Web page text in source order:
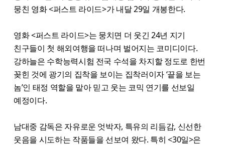
뭉친 영화 <퍼스트 라이드>가 내달 29일 개봉한다.
영화 <퍼스트 라이드>는 뭉치면 더 웃긴 24년 지기
친구들이 첫 해외여행을 떠나며 벌어지는 코미디이다.
강하늘은 수학능력시험 전국 수석을 차지할 정도로 한번
꽂힌 것에 광기의 집착을 보이는 집착러이자 ‘끝을 보는
놈’인 태정 역할을 맡아 믿고 웃는 코믹 연기를 선보일
예정이다.
남대중 감독은 자유로운 엇박자, 특유의 리듬감, 신선한
웃음을 시도하는 작품들을 선보여 왔다. 특히 <30일>은